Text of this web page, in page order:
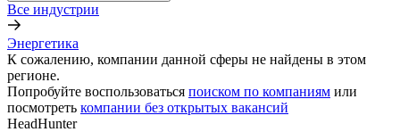
Все индустрии
Энергетика
К сожалению, компании данной сферы не найдены в этом
регионе.
Попробуйте воспользоваться поиском по компаниям или
посмотреть компании без открытых вакансий
HeadHunter